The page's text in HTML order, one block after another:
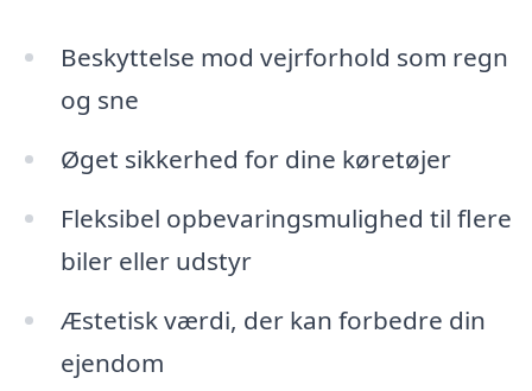
Beskyttelse mod vejrforhold som regn
og sne
Øget sikkerhed for dine køretøjer
Fleksibel opbevaringsmulighed til flere
biler eller udstyr
Æstetisk værdi, der kan forbedre din
ejendom